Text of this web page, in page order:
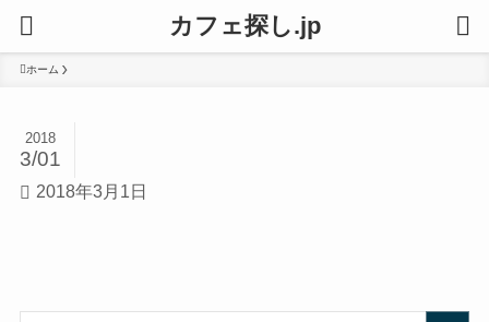
カフェ探し.jp
ホーム
2018
3/01
2018年3月1日